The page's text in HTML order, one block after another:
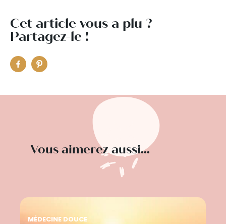
Cet article vous a plu ?
Partagez-le !
Vous aimerez aussi...
MÉDECINE DOUCE